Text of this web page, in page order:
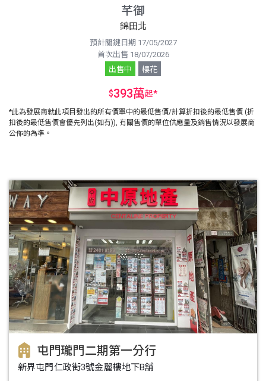
芊御
錦田北
預計關鍵日期 17/05/2027
首次出售 18/07/2026
出售中
樓花
$393萬起*
*此為發展商就此項目發出的所有價單中的最低售價/計算折扣後的最低售價 (折
扣後的最低售價會優先列出(如有)), 有關售價的單位供應量及銷售情況以發展商
公佈的為準。
屯門瓏門二期第一分行
新界屯門仁政街3號金麗樓地下B舖